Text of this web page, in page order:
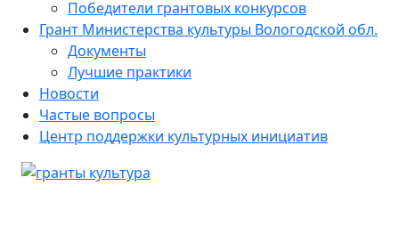
Победители грантовых конкурсов
Грант Министерства культуры Вологодской обл.
Документы
Лучшие практики
Новости
Частые вопросы
Центр поддержки культурных инициатив